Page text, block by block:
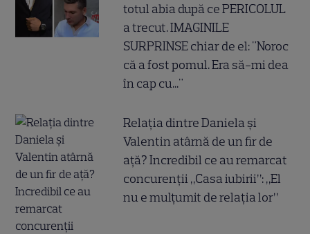
totul abia după ce PERICOLUL
a trecut. IMAGINILE
SURPRINSE chiar de el: "Noroc
că a fost pomul. Era să-mi dea
în cap cu..."
Relația dintre Daniela și
Valentin atârnă de un fir de
ață? Incredibil ce au remarcat
concurenții „Casa iubirii”: „El
nu e mulțumit de relația lor”